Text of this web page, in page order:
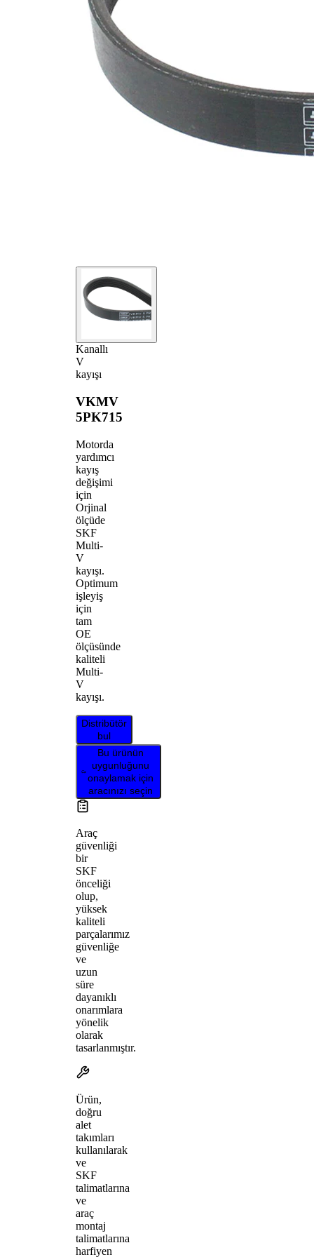
Kanallı
V
kayışı
VKMV
5PK715
Motorda
yardımcı
kayış
değişimi
için
Orjinal
ölçüde
SKF
Multi-
V
kayışı.
Optimum
işleyiş
için
tam
OE
ölçüsünde
kaliteli
Multi-
V
kayışı.
Distribütör
bul
Bu ürünün
uygunluğunu
onaylamak için
aracınızı seçin
Araç
güvenliği
bir
SKF
önceliği
olup,
yüksek
kaliteli
parçalarımız
güvenliğe
ve
uzun
süre
dayanıklı
onarımlara
yönelik
olarak
tasarlanmıştır.
Ürün,
doğru
alet
takımları
kullanılarak
ve
SKF
talimatlarına
ve
araç
montaj
talimatlarına
harfiyen
SVHC
Kayış
malzemesi
(Etilen
Propilen
Dien